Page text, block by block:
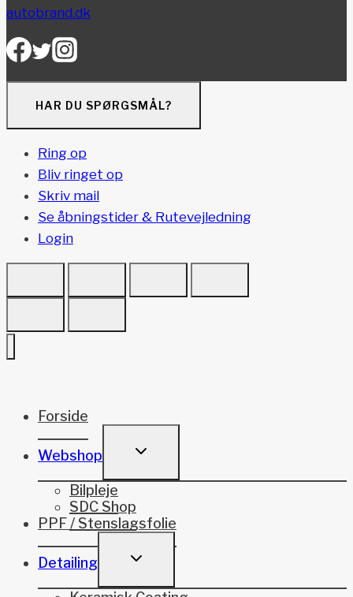
autobrand.dk
HAR DU SPØRGSMÅL?
Ring op
Bliv ringet op
Skriv mail
Se åbningstider & Rutevejledning
Login
Forside
Webshop
TOGGLE
Bilpleje
SDC Shop
PPF / Stenslagsfolie
Detailing
TOGGLE